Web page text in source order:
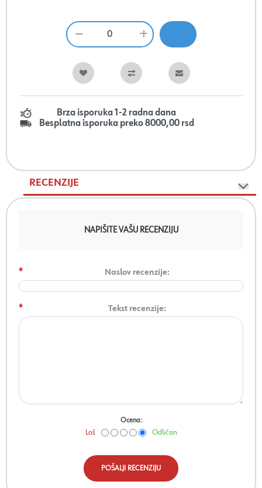
Brza isporuka 1-2 radna dana
Besplatna isporuka preko 8000,00 rsd
RECENZIJE
NAPIŠITE VAŠU RECENZIJU
Naslov recenzije:
*
Tekst recenzije:
*
Ocena:
Loš Odličan
POŠALJI RECENZIJU